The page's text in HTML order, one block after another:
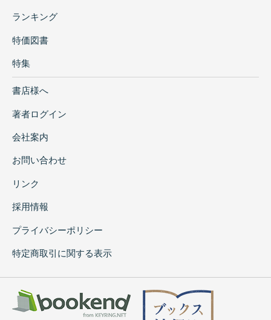
ランキング
特価図書
特集
書店様へ
著者ログイン
会社案内
お問い合わせ
リンク
採用情報
プライバシーポリシー
特定商取引に関する表示